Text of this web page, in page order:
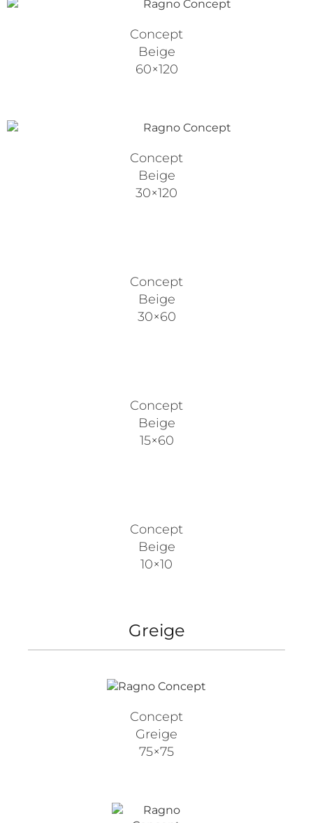
Concept
Beige
60×120
Concept
Beige
30×120
Concept
Beige
30×60
Concept
Beige
15×60
Concept
Beige
10×10
Greige
Concept
Greige
75×75